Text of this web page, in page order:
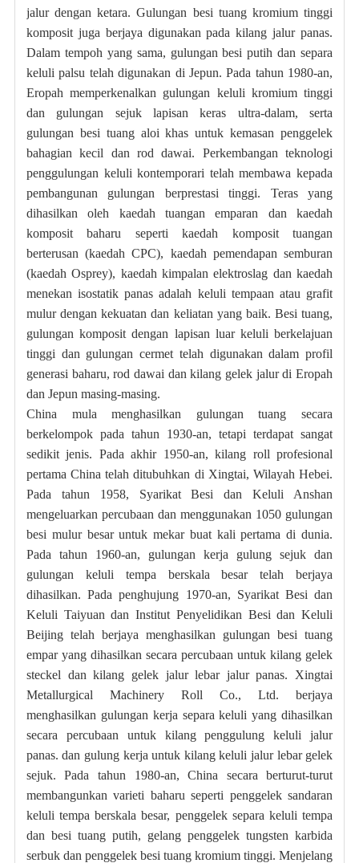
jalur dengan ketara. Gulungan besi tuang kromium tinggi
komposit juga berjaya digunakan pada kilang jalur panas.
Dalam tempoh yang sama, gulungan besi putih dan separa
keluli palsu telah digunakan di Jepun. Pada tahun 1980-an,
Eropah memperkenalkan gulungan keluli kromium tinggi
dan gulungan sejuk lapisan keras ultra-dalam, serta
gulungan besi tuang aloi khas untuk kemasan penggelek
bahagian kecil dan rod dawai. Perkembangan teknologi
penggulungan keluli kontemporari telah membawa kepada
pembangunan gulungan berprestasi tinggi. Teras yang
dihasilkan oleh kaedah tuangan emparan dan kaedah
komposit baharu seperti kaedah komposit tuangan
berterusan (kaedah CPC), kaedah pemendapan semburan
(kaedah Osprey), kaedah kimpalan elektroslag dan kaedah
menekan isostatik panas adalah keluli tempaan atau grafit
mulur dengan kekuatan dan keliatan yang baik. Besi tuang,
gulungan komposit dengan lapisan luar keluli berkelajuan
tinggi dan gulungan cermet telah digunakan dalam profil
generasi baharu, rod dawai dan kilang gelek jalur di Eropah
dan Jepun masing-masing.
China mula menghasilkan gulungan tuang secara
berkelompok pada tahun 1930-an, tetapi terdapat sangat
sedikit jenis. Pada akhir 1950-an, kilang roll profesional
pertama China telah ditubuhkan di Xingtai, Wilayah Hebei.
Pada tahun 1958, Syarikat Besi dan Keluli Anshan
mengeluarkan percubaan dan menggunakan 1050 gulungan
besi mulur besar untuk mekar buat kali pertama di dunia.
Pada tahun 1960-an, gulungan kerja gulung sejuk dan
gulungan keluli tempa berskala besar telah berjaya
dihasilkan. Pada penghujung 1970-an, Syarikat Besi dan
Keluli Taiyuan dan Institut Penyelidikan Besi dan Keluli
Beijing telah berjaya menghasilkan gulungan besi tuang
empar yang dihasilkan secara percubaan untuk kilang gelek
steckel dan kilang gelek jalur lebar jalur panas. Xingtai
Metallurgical Machinery Roll Co., Ltd. berjaya
menghasilkan gulungan kerja separa keluli yang dihasilkan
secara percubaan untuk kilang penggulung keluli jalur
panas. dan gulung kerja untuk kilang keluli jalur lebar gelek
sejuk. Pada tahun 1980-an, China secara berturut-turut
membangunkan varieti baharu seperti penggelek sandaran
keluli tempa berskala besar, penggelek separa keluli tempa
dan besi tuang putih, gelang penggelek tungsten karbida
serbuk dan penggelek besi tuang kromium tinggi. Menjelang